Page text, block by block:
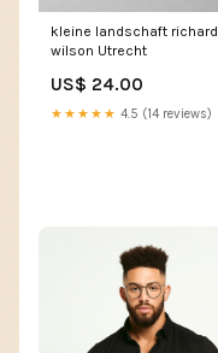
kleine landschaft richard
wilson Utrecht
US$ 24.00
★★★★★ 4.5 (14 reviews)